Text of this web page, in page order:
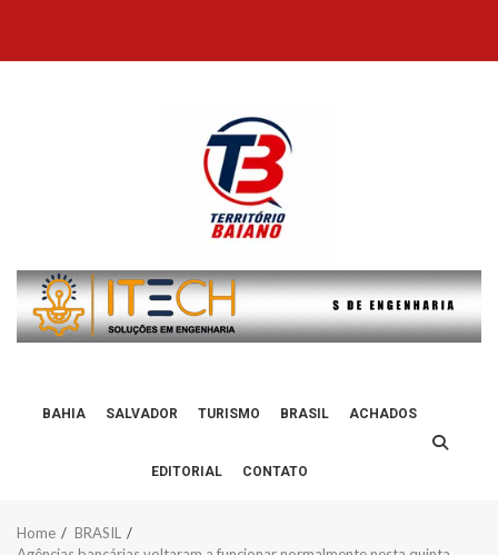
content
BAHIA SALVADOR TURISMO BRASIL ACHADOS
EDITORIAL CONTATO
Home
BRASIL